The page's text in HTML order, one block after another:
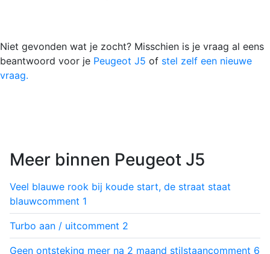
Niet gevonden wat je zocht? Misschien is je vraag al eens
beantwoord voor je Peugeot J5 of stel zelf een nieuwe
vraag.
Meer binnen Peugeot J5
Veel blauwe rook bij koude start, de straat staat
blauwcomment 1
Turbo aan / uitcomment 2
Geen ontsteking meer na 2 maand stilstaancomment 6